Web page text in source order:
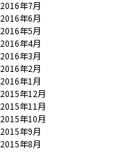
2016年7月
2016年6月
2016年5月
2016年4月
2016年3月
2016年2月
2016年1月
2015年12月
2015年11月
2015年10月
2015年9月
2015年8月